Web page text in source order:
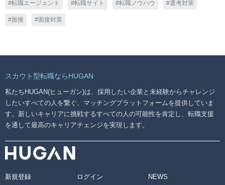
転職エージェント 転職サイト 転職ノウハウ 選考対策
面接 面接対策
スカウト型転職ならHUGAN
私たちHUGAN(ヒューガン)は、採用したい企業と未経験からチャレンジ
したいすべての人を繋ぐ、マッチングプラットフォームを提供していま
す。新しいキャリアに挑戦するすべての人の可能性を肯定し、転職支援
を通して最高のキャリアチェンジを実現します。
新規登録 ログイン NEWS